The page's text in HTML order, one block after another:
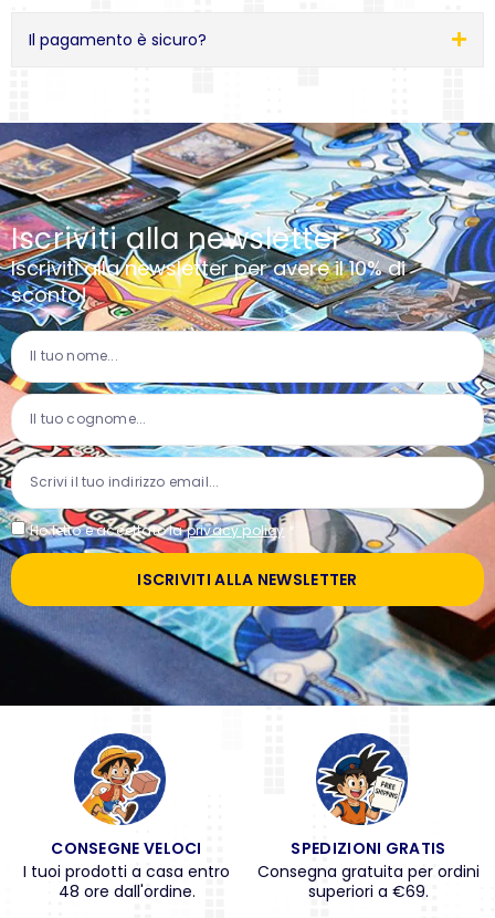
Il pagamento è sicuro?
Iscriviti alla newsletter
Iscriviti alla newsletter per avere il 10% di
sconto!
Ho letto e accettato laprivacy policy *
ISCRIVITI ALLA NEWSLETTER
CONSEGNE VELOCI
I tuoi prodotti a casa entro
48 ore dall'ordine.
SPEDIZIONI GRATIS
Consegna gratuita per ordini
superiori a €69.